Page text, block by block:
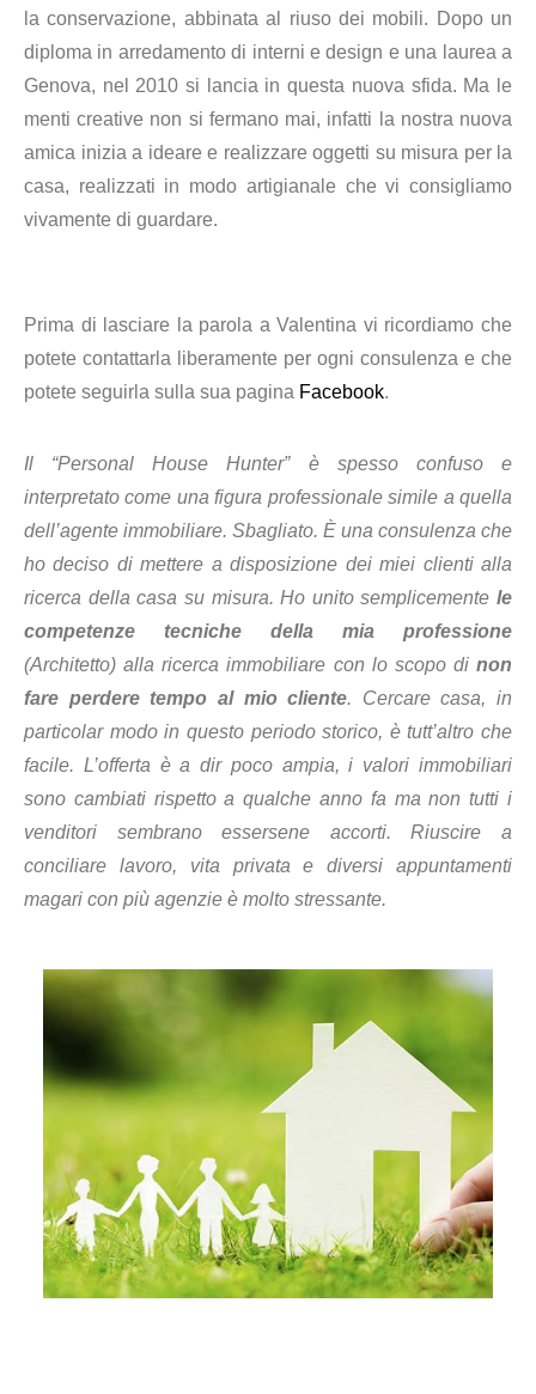
la conservazione, abbinata al riuso dei mobili. Dopo un
diploma in arredamento di interni e design e una laurea a
Genova, nel 2010 si lancia in questa nuova sfida. Ma le
menti creative non si fermano mai, infatti la nostra nuova
amica inizia a ideare e realizzare oggetti su misura per la
casa, realizzati in modo artigianale che vi consigliamo
vivamente di guardare.
Prima di lasciare la parola a Valentina vi ricordiamo che
potete contattarla liberamente per ogni consulenza e che
potete seguirla sulla sua pagina Facebook.
Il “Personal House Hunter” è spesso confuso e
interpretato come una figura professionale simile a quella
dell’agente immobiliare. Sbagliato. È una consulenza che
ho deciso di mettere a disposizione dei miei clienti alla
ricerca della casa su misura. Ho unito semplicemente le
competenze tecniche della mia professione
(Architetto) alla ricerca immobiliare con lo scopo di non
fare perdere tempo al mio cliente. Cercare casa, in
particolar modo in questo periodo storico, è tutt’altro che
facile. L’offerta è a dir poco ampia, i valori immobiliari
sono cambiati rispetto a qualche anno fa ma non tutti i
venditori sembrano essersene accorti. Riuscire a
conciliare lavoro, vita privata e diversi appuntamenti
magari con più agenzie è molto stressante.